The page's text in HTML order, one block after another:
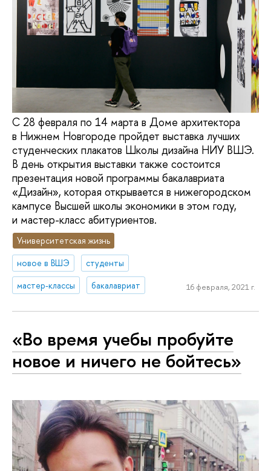
С 28 февраля по 14 марта в Доме архитектора
в Нижнем Новгороде пройдет выставка лучших
студенческих плакатов Школы дизайна НИУ ВШЭ.
В день открытия выставки также состоится
презентация новой программы бакалавриата
«Дизайн», которая открывается в нижегородском
кампусе Высшей школы экономики в этом году,
и мастер-класс абитуриентов.
Университетская жизнь
новое в ВШЭ
студенты
мастер-классы
бакалавриат 16 февраля, 2021 г.
«Во время учебы пробуйте
новое и ничего не бойтесь»